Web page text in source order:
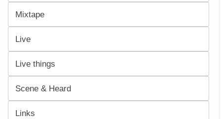
Mixtape
Live
Live things
Scene & Heard
Links